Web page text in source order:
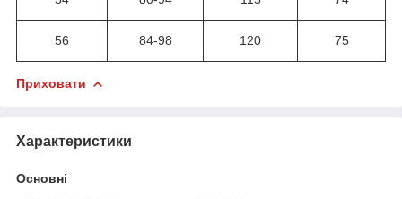
56 84-98 120 75
Приховати
Характеристики
Основні